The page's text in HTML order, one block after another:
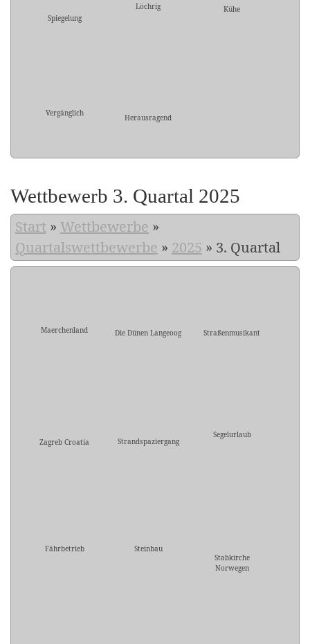
Spiegelung
Löchrig Kühe
Vergänglich Herausragend
Wettbewerb 3. Quartal 2025
Start » Wettbewerbe »
Quartalswettbewerbe » 2025 » 3. Quartal
Maerchenland Die Dünen Langeoog Straßenmusikant
Zagreb Croatia Strandspaziergang
Segelurlaub
Fährbetrieb
Steinbau
Stabkirche
Norwegen